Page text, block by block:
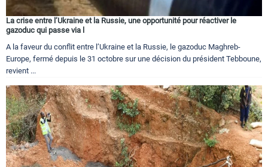
La crise entre l’Ukraine et la Russie, une opportunité pour réactiver le
gazoduc qui passe via l
A la faveur du conflit entre l’Ukraine et la Russie, le gazoduc Maghreb-
Europe, fermé depuis le 31 octobre sur une décision du président Tebboune,
revient ...